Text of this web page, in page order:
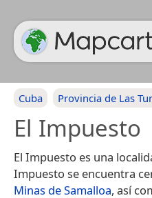
Cuba Provincia de Las
El Impuesto
El Impuesto es una
Impuesto se encuentra
Minas de Samalloa, así